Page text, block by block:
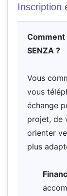
Inscription
Comment
SENZA ?
Vous
vous
échange
projet, de
orienter
plus